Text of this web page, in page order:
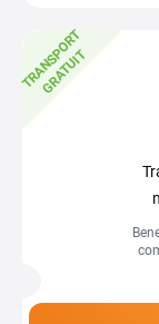
T
R
A
N
S
P
O
R
T
G
R
A
T
U
I
T